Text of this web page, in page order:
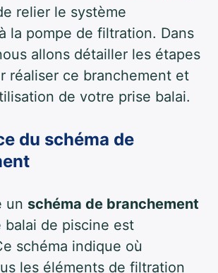
relier le système
la pompe de filtration. Dans
allons détailler les étapes
réaliser ce branchement et
de votre prise balai.
du schéma de
un schéma de branchement
balai de piscine est
schéma indique où
les éléments de filtration